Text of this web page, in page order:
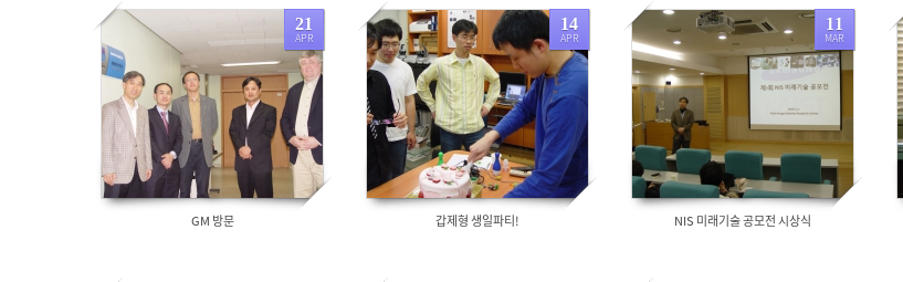
21
APR
5542
GM 방문
14
APR
6161
갑제형 생일파티!
11
MAR
6471
NIS 미래기술 공모전 시상식